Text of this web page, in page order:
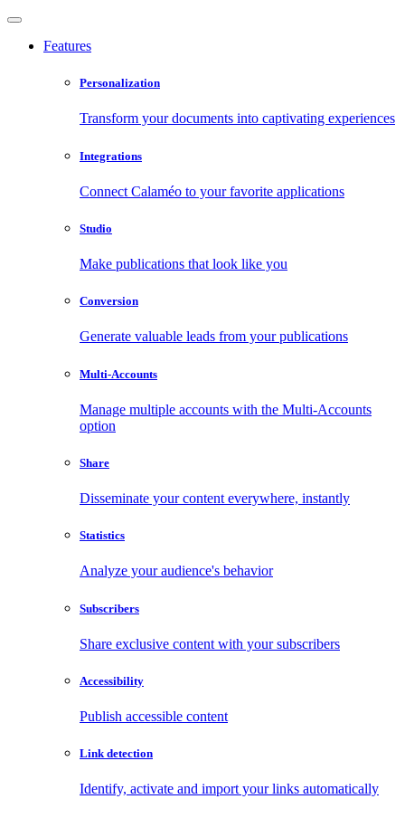
Features
Personalization
Transform your documents into captivating experiences
Integrations
Connect Calaméo to your favorite applications
Studio
Make publications that look like you
Conversion
Generate valuable leads from your publications
Multi-Accounts
Manage multiple accounts with the Multi-Accounts
option
Share
Disseminate your content everywhere, instantly
Statistics
Analyze your audience's behavior
Subscribers
Share exclusive content with your subscribers
Accessibility
Publish accessible content
Link detection
Identify, activate and import your links automatically